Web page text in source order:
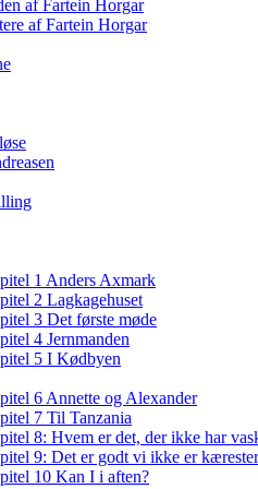
af Fartein Horgar
af Fartein Horgar
1 Anders Axmark
2 Lagkagehuset
3 Det første møde
4 Jernmanden
5 I Kødbyen
6 Annette og Alexander
7 Til Tanzania
8: Hvem er det, der ikke har
9: Det er godt vi ikke er
10 Kan I i aften?